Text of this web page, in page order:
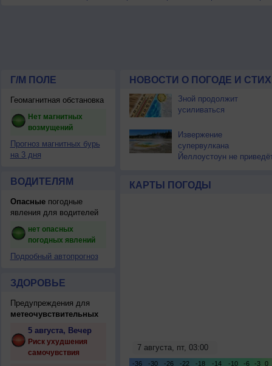
Г/М ПОЛЕ
Геомагнитная обстановка
Нет магнитных
возмущений
Прогноз магнитных бурь
на 3 дня
ВОДИТЕЛЯМ
Опасныепогодные
явления для водителей
нет опасных
погодных явлений
Подробный автопрогноз
ЗДОРОВЬЕ
Предупреждения для
метеочувствительных
5 августа, Вечер
Риск ухудшения
самочувствия
НОВОСТИ О ПОГОДЕ И
Зной продолжит
усиливаться
Извержение
супервулкана
Йеллоустоун не
КАРТЫ ПОГОДЫ